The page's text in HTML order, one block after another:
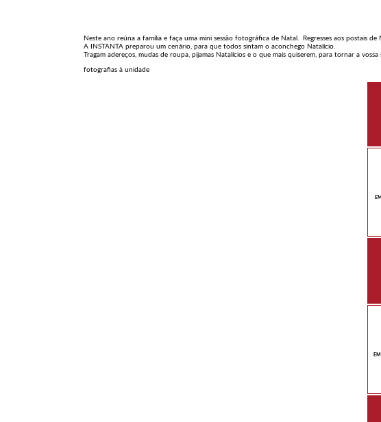
Neste ano reúna a família e faça uma mini sessão fotográfica de Natal. Regresses aos postais de
A INSTANTA preparou um cenário, para que todos sintam o aconchego Natalício.
Tragam adereços, mudas de roupa, pijamas Natalícios e o que mais quiserem, para tornar a vossa
fotografias à unidade